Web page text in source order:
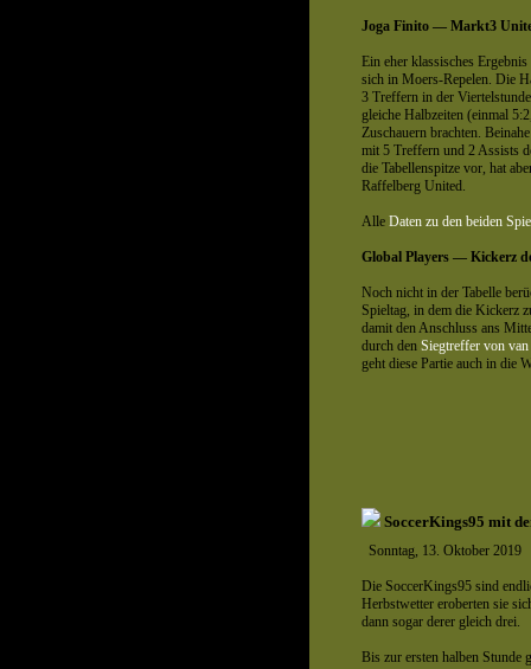
Joga Finito — Markt3
Ein eher klassisches
sich in Moers-Repelen. Die
3 Treffern in der
gleiche Halbzeiten (einmal
Zuschauern brachten.
mit 5 Treffern und 2 Assists
die Tabellenspitze vor, hat
Raffelberg United.
Alle Daten zu den beiden
Global Players — Kickerz
Noch nicht in der Tabelle
Spieltag, in dem die Kickerz
damit den Anschluss ans
durch den Siegtreffer von van
geht diese Partie auch in die
SoccerKings95 mit
Sonntag, 13. Oktober 2019
Die SoccerKings95 sind
Herbstwetter eroberten sie
dann sogar derer gleich drei.
Bis zur ersten halben Stunde